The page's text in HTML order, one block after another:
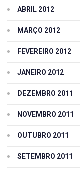
ABRIL 2012
MARÇO 2012
FEVEREIRO 2012
JANEIRO 2012
DEZEMBRO 2011
NOVEMBRO 2011
OUTUBRO 2011
SETEMBRO 2011